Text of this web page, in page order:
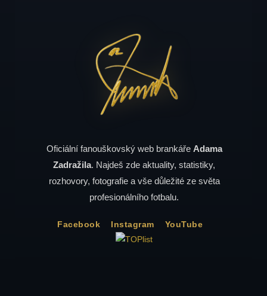
Oficiální fanouškovský web brankáře Adama
Zadražila. Najdeš zde aktuality, statistiky,
rozhovory, fotografie a vše důležité ze světa
profesionálního fotbalu.
Facebook Instagram YouTube